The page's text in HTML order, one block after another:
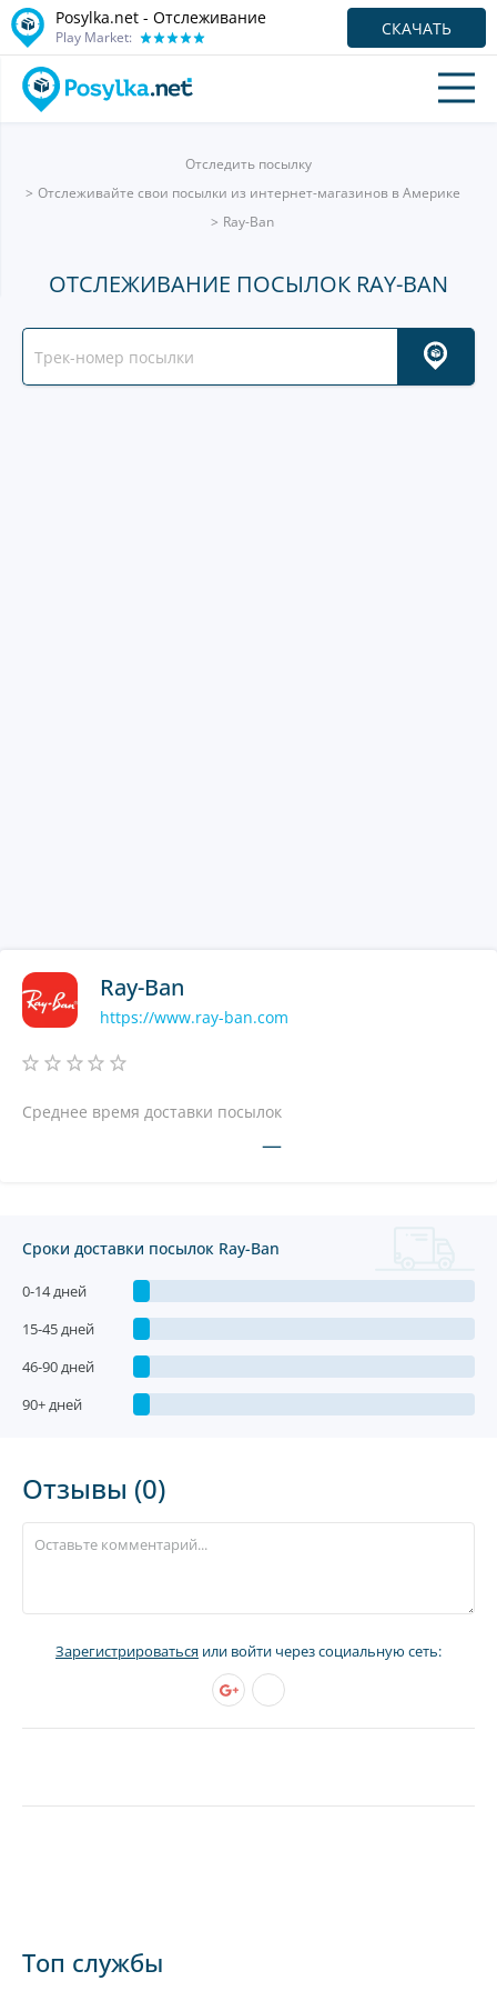
Posylka.net - Отслеживание
Play Market: СКАЧАТЬ
Отследить посылку
Отслеживайте свои посылки из интернет-магазинов в Америке
Ray-Ban
ОТСЛЕЖИВАНИЕ ПОСЫЛОК RAY-BAN
Ray-Ban
https://www.ray-ban.com
Среднее время доставки посылок
—
Сроки доставки посылок Ray-Ban
0-14 дней
15-45 дней
46-90 дней
90+ дней
Отзывы (0)
Зарегистрироваться или войти через социальную сеть:
Топ службы